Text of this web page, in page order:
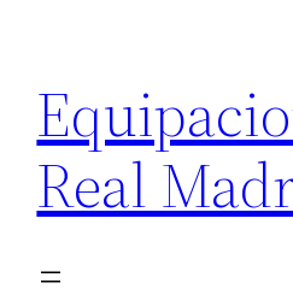
contenido
Real